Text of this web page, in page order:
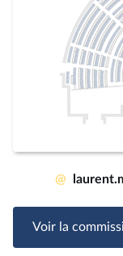
@
Voir la